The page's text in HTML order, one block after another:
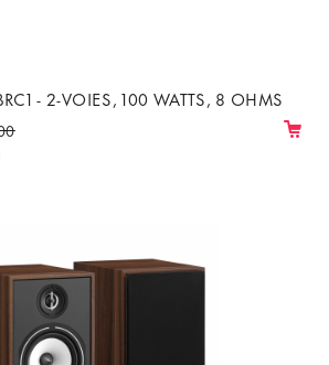
- 2-VOIES, 100 WATTS, 8 OHMS